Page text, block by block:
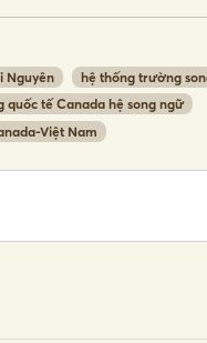
Nguyên hệ thống trường
quốc tế Canada hệ song ngữ
Việt Nam